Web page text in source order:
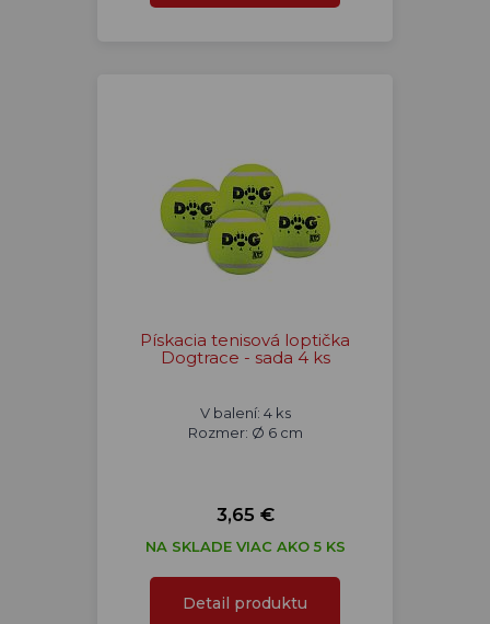
Pískacia tenisová loptička
Dogtrace - sada 4 ks
V balení: 4 ks
Rozmer: Ø 6 cm
3,65 €
NA SKLADE VIAC AKO 5 KS
Detail produktu